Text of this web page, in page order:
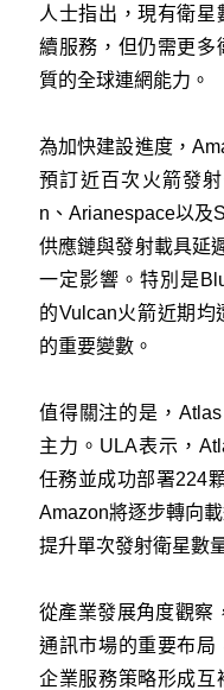
人士指出，現有衛
續服務，但仍需更多
質的全球連網能力。
為加快建設進度，
預訂近百次火箭發
n、Arianespace以及
供應鏈與發射載具延
一定影響。特別是
的Vulcan火箭近期
的重要變數。
值得關注的是，
主力。ULA表示，
任務並成功部署224
Amazon將逐步轉向
提升單次發射衛星數
從產業發展角度觀察
通訊市場的重要布局
企業服務策略形成互